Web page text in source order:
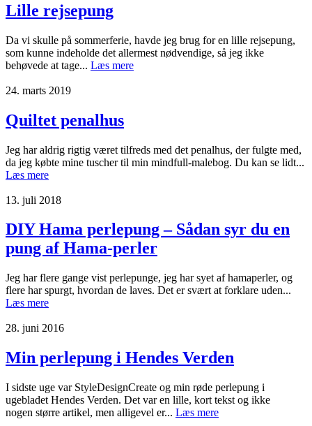
Lille rejsepung
Da vi skulle på sommerferie, havde jeg brug for en lille rejsepung,
som kunne indeholde det allermest nødvendige, så jeg ikke
behøvede at tage... Læs mere
24. marts 2019
Quiltet penalhus
Jeg har aldrig rigtig været tilfreds med det penalhus, der fulgte med,
da jeg købte mine tuscher til min mindfull-malebog. Du kan se lidt...
Læs mere
13. juli 2018
DIY Hama perlepung – Sådan syr du en
pung af Hama-perler
Jeg har flere gange vist perlepunge, jeg har syet af hamaperler, og
flere har spurgt, hvordan de laves. Det er svært at forklare uden...
Læs mere
28. juni 2016
Min perlepung i Hendes Verden
I sidste uge var StyleDesignCreate og min røde perlepung i
ugebladet Hendes Verden. Det var en lille, kort tekst og ikke
nogen større artikel, men alligevel er... Læs mere